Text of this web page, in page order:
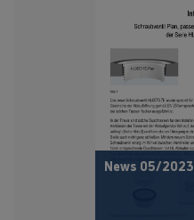
News 05/2023